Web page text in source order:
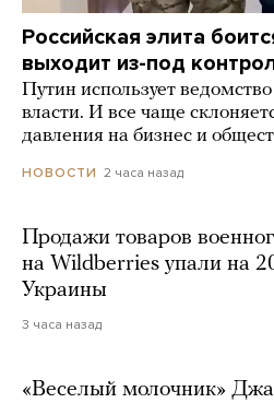
Российская элита
выходит из-под
Путин использует
власти. И все чаще
давления на бизнес и
НОВОСТИ 2 часа назад
Продажи товаров
на Wildberries упали на
Украины
3 часа назад
«Веселый молочник»